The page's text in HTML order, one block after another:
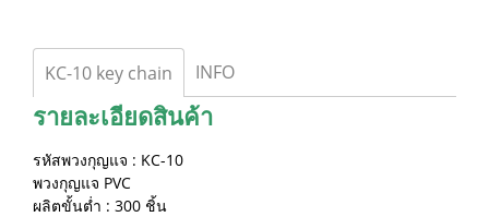
KC-10 key chain INFO
รายละเอียดสินค้า
รหัสพวงกุญแจ : KC-10
พวงกุญแจ PVC
ผลิตขั้นต่ำ : 300 ชิ้น